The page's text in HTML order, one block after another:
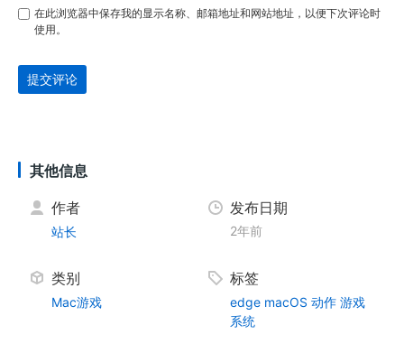
在此浏览器中保存我的显示名称、邮箱地址和网站地址，以便下次评论时
使用。
提交评论
其他信息
作者
站长
发布日期
2年前
类别
Mac游戏
标签
edge macOS 动作 游戏
系统